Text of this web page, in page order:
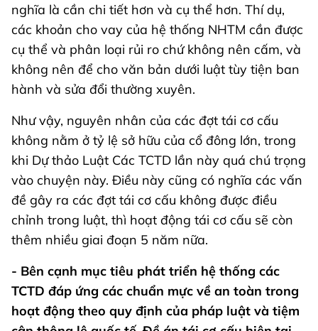
nghĩa là cần chi tiết hơn và cụ thể hơn. Thí dụ,
các khoản cho vay của hệ thống NHTM cần được
cụ thể và phân loại rủi ro chứ không nên cấm, và
không nên để cho văn bản dưới luật tùy tiện ban
hành và sửa đổi thường xuyên.
Như vậy, nguyên nhân của các đợt tái cơ cấu
không nằm ở tỷ lệ sở hữu của cổ đông lớn, trong
khi Dự thảo Luật Các TCTD lần này quá chú trọng
vào chuyện này. Điều này cũng có nghĩa các vấn
đề gây ra các đợt tái cơ cấu không được điều
chỉnh trong luật, thì hoạt động tái cơ cấu sẽ còn
thêm nhiều giai đoạn 5 năm nữa.
- Bên cạnh mục tiêu phát triển hệ thống các
TCTD đáp ứng các chuẩn mực về an toàn trong
hoạt động theo quy định của pháp luật và tiệm